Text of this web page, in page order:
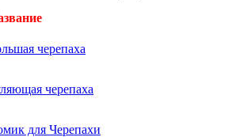
черепаха
черепаха
для Черепахи